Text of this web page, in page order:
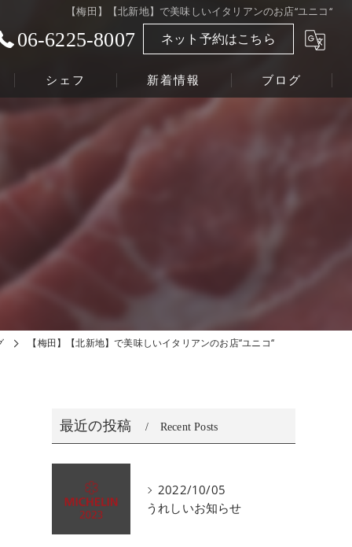
【梅田】【北新地】で美味しいイタリアンのお店‘‘ユニコ‘‘
06-6225-8007 ネット予約はこちら
シェフ 新着情報 ブログ
【梅田】【北新地】で美味しいイタリアンのお店‘‘ユニコ‘‘
最近の投稿 Recent Posts
2022/10/05
うれしいお知らせ